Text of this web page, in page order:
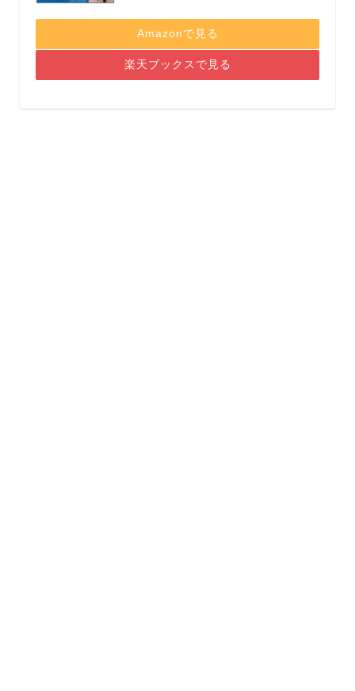
Amazonで見る
楽天ブックスで見る